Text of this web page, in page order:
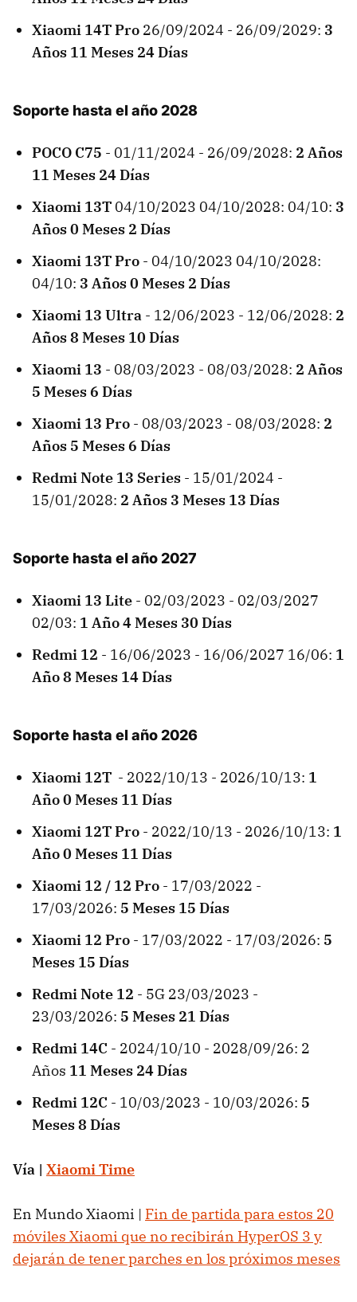
Xiaomi 14T Pro 26/09/2024 - 26/09/2029: 3
Años 11 Meses 24 Días
Soporte hasta el año 2028
POCO C75 - 01/11/2024 - 26/09/2028: 2 Años
11 Meses 24 Días
Xiaomi 13T 04/10/2023 04/10/2028: 04/10: 3
Años 0 Meses 2 Días
Xiaomi 13T Pro - 04/10/2023 04/10/2028:
04/10: 3 Años 0 Meses 2 Días
Xiaomi 13 Ultra - 12/06/2023 - 12/06/2028: 2
Años 8 Meses 10 Días
Xiaomi 13 - 08/03/2023 - 08/03/2028: 2 Años
5 Meses 6 Días
Xiaomi 13 Pro - 08/03/2023 - 08/03/2028: 2
Años 5 Meses 6 Días
Redmi Note 13 Series - 15/01/2024 -
15/01/2028: 2 Años 3 Meses 13 Días
Soporte hasta el año 2027
Xiaomi 13 Lite - 02/03/2023 - 02/03/2027
02/03: 1 Año 4 Meses 30 Días
Redmi 12 - 16/06/2023 - 16/06/2027 16/06: 1
Año 8 Meses 14 Días
Soporte hasta el año 2026
Xiaomi 12T - 2022/10/13 - 2026/10/13: 1
Año 0 Meses 11 Días
Xiaomi 12T Pro - 2022/10/13 - 2026/10/13: 1
Año 0 Meses 11 Días
Xiaomi 12 / 12 Pro - 17/03/2022 -
17/03/2026: 5 Meses 15 Días
Xiaomi 12 Pro - 17/03/2022 - 17/03/2026: 5
Meses 15 Días
Redmi Note 12 - 5G 23/03/2023 -
23/03/2026: 5 Meses 21 Días
Redmi 14C - 2024/10/10 - 2028/09/26: 2
Años 11 Meses 24 Días
Redmi 12C - 10/03/2023 - 10/03/2026: 5
Meses 8 Días
Vía | Xiaomi Time
En Mundo Xiaomi | Fin de partida para estos 20
móviles Xiaomi que no recibirán HyperOS 3 y
dejarán de tener parches en los próximos meses